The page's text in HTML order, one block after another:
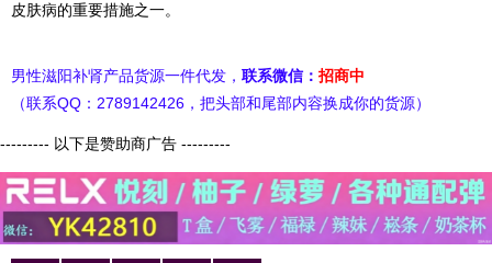
皮肤病的重要措施之一。
男性滋阳补肾产品货源一件代发， 联系微信： 招商中
（联系QQ：2789142426，把头部和尾部内容换成你的货源）
--------- 以下是赞助商广告 ---------